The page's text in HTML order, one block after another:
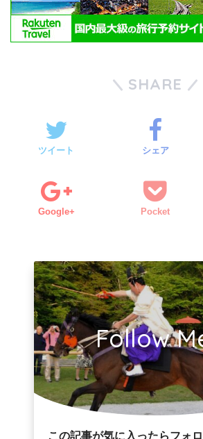
SHARE
ツイート シェア
Google+ Pocket
Follow
この記事が気に入ったらフォ